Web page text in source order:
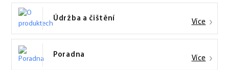
Údržba a čištění Více
Poradna Více